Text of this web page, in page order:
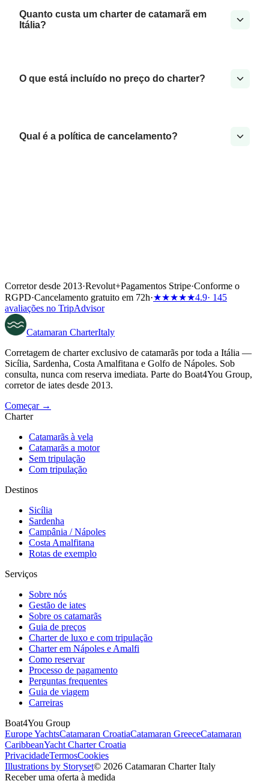
Quanto custa um charter de catamarã em
Itália?
O que está incluído no preço do charter?
Qual é a política de cancelamento?
Corretor desde 2013·Revolut+Pagamentos Stripe·Conforme o
RGPD·Cancelamento gratuito em 72h·★★★★★4.9· 145
avaliações no TripAdvisor
Catamaran CharterItaly
Corretagem de charter exclusivo de catamarãs por toda a Itália —
Sicília, Sardenha, Costa Amalfitana e Golfo de Nápoles. Sob
consulta, nunca com reserva imediata. Parte do Boat4You Group,
corretor de iates desde 2013.
Começar →
Charter
Catamarãs à vela
Catamarãs a motor
Sem tripulação
Com tripulação
Destinos
Sicília
Sardenha
Campânia / Nápoles
Costa Amalfitana
Rotas de exemplo
Serviços
Sobre nós
Gestão de iates
Sobre os catamarãs
Guia de preços
Charter de luxo e com tripulação
Charter em Nápoles e Amalfi
Como reservar
Processo de pagamento
Perguntas frequentes
Guia de viagem
Carreiras
Boat4You Group
Europe YachtsCatamaran CroatiaCatamaran GreeceCatamaran
CaribbeanYacht Charter Croatia
PrivacidadeTermosCookies
Illustrations by Storyset© 2026 Catamaran Charter Italy
Receber uma oferta à medida